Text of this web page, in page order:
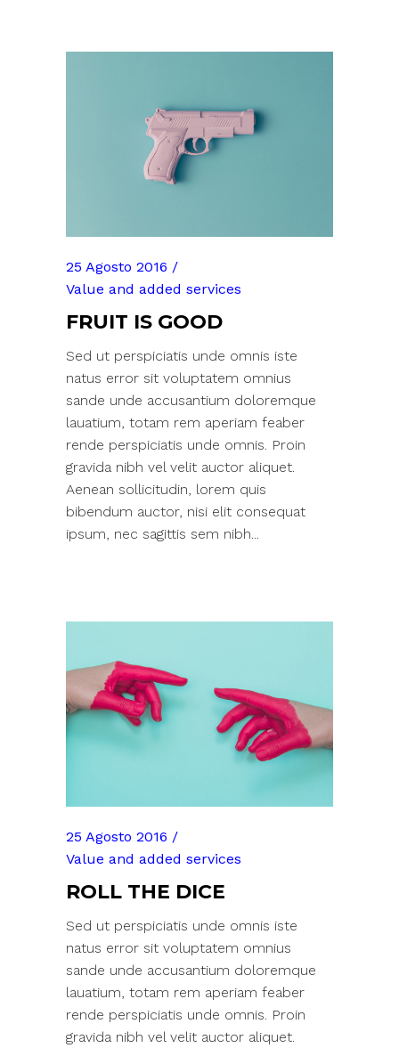
25 Agosto 2016
Value and added services
FRUIT IS GOOD
Sed ut perspiciatis unde omnis iste
natus error sit voluptatem omnius
sande unde accusantium doloremque
lauatium, totam rem aperiam feaber
rende perspiciatis unde omnis. Proin
gravida nibh vel velit auctor aliquet.
Aenean sollicitudin, lorem quis
bibendum auctor, nisi elit consequat
ipsum, nec sagittis sem nibh...
25 Agosto 2016
Value and added services
ROLL THE DICE
Sed ut perspiciatis unde omnis iste
natus error sit voluptatem omnius
sande unde accusantium doloremque
lauatium, totam rem aperiam feaber
rende perspiciatis unde omnis. Proin
gravida nibh vel velit auctor aliquet.